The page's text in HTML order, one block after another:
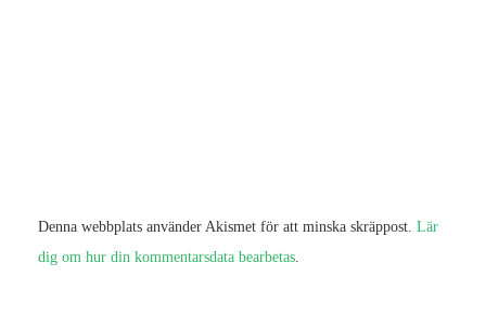
Denna webbplats använder Akismet för att minska skräppost. Lär
dig om hur din kommentarsdata bearbetas